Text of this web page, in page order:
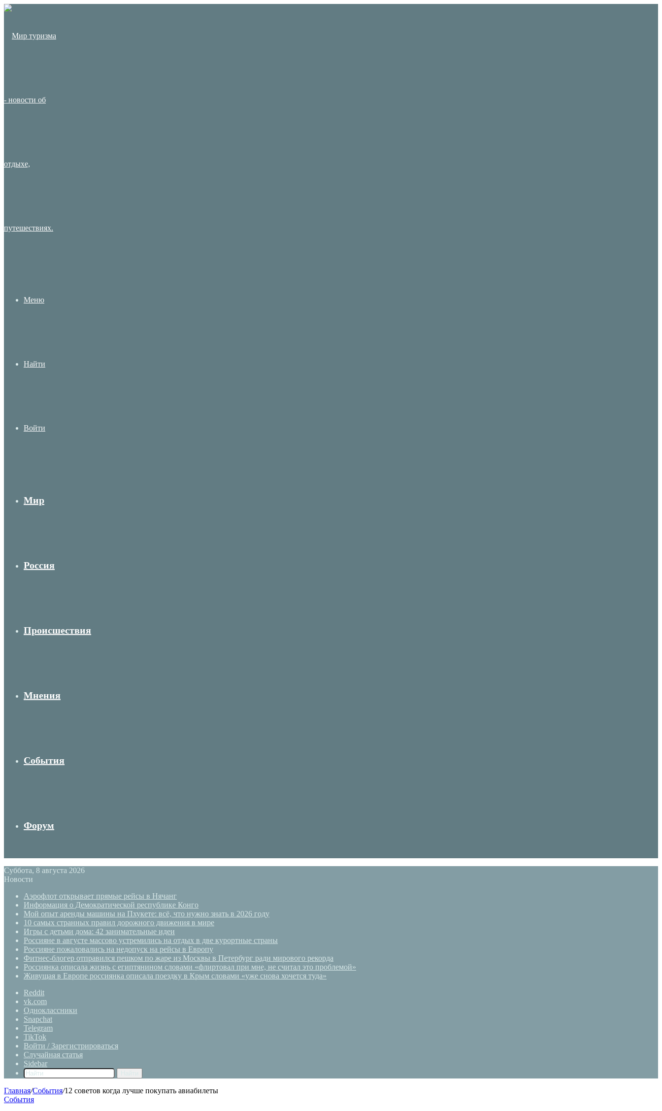
Меню
Найти
Войти
Мир
Россия
Происшествия
Мнения
События
Форум
Суббота, 8 августа 2026
Новости
Аэрофлот открывает прямые рейсы в Нячанг
Информация о Демократической республике Конго
Мой опыт аренды машины на Пхукете: всё, что нужно знать в 2026 году
10 самых странных правил дорожного движения в мире
Игры с детьми дома: 42 занимательные идеи
Россияне в августе массово устремились на отдых в две курортные страны
Россияне пожаловались на недопуск на рейсы в Европу
Фитнес-блогер отправился пешком по жаре из Москвы в Петербург ради мирового рекорда
Россиянка описала жизнь с египтянином словами «флиртовал при мне, не считал это проблемой»
Живущая в Европе россиянка описала поездку в Крым словами «уже снова хочется туда»
Reddit
vk.com
Одноклассники
Snapchat
Telegram
TikTok
Войти / Зарегистрироваться
Случайная статья
Sidebar
Главная/События/12 советов когда лучше покупать авиабилеты
События